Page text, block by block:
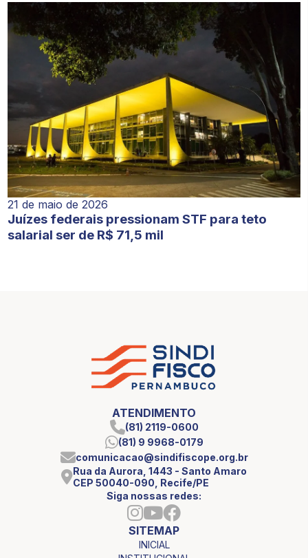
21 de maio de 2026
Juízes federais pressionam STF para teto
salarial ser de R$ 71,5 mil
ATENDIMENTO
(81) 2119-0600
(81) 9 9968-0179
comunicacao@sindifiscope.org.br
Rua da Aurora, 1443 - Santo Amaro
CEP 50040-090, Recife/PE
Siga nossas redes:
SITEMAP
INICIAL